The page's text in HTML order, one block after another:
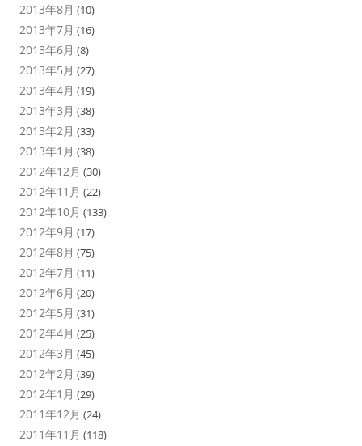
2013年8月 (10)
2013年7月 (16)
2013年6月 (8)
2013年5月 (27)
2013年4月 (19)
2013年3月 (38)
2013年2月 (33)
2013年1月 (38)
2012年12月 (30)
2012年11月 (22)
2012年10月 (133)
2012年9月 (17)
2012年8月 (75)
2012年7月 (11)
2012年6月 (20)
2012年5月 (31)
2012年4月 (25)
2012年3月 (45)
2012年2月 (39)
2012年1月 (29)
2011年12月 (24)
2011年11月 (118)